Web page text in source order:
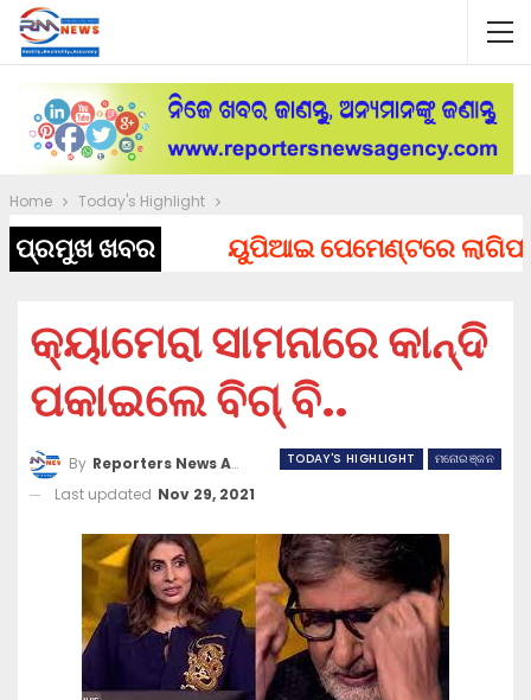
Home Today's Highlight
ପ୍ରମୁଖ ଖବର ୟୁପିଆଇ ପେମେଣ୍ଟରେ ଲାଗିପାରେ
କ୍ୟାମେରା ସାମନାରେ କାନ୍ଦି
ପକାଇଲେ ବିଗ୍ ବି..
TODAY'S HIGHLIGHT ମନୋରଞ୍ଜନ
By Reporters News Agency
Last updated Nov 29, 2021